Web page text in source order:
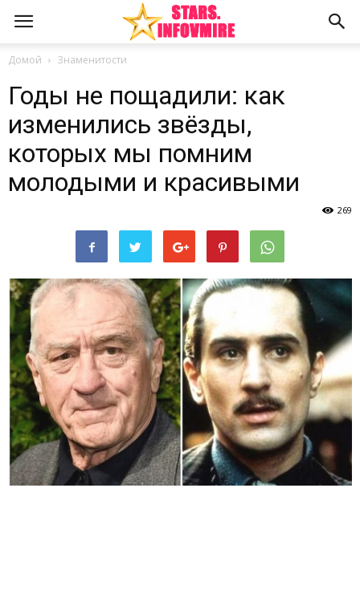
Домой Знаменитости
Годы не пощадили: как
изменились звёзды,
которых мы помним
молодыми и красивыми
269